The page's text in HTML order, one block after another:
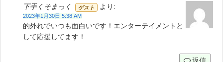
下手くそまっく ゲスト より:
2023年1月30日 5:38 AM
的外れでいつも面白いです！エンターテイメントと
して応援してます！
返信